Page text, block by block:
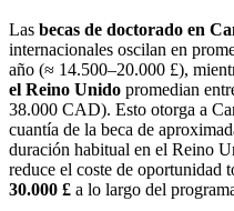
Las becas de doctorado en
internacionales oscilan en
año (≈ 14.500–20.000 £),
el Reino Unido promedian
38.000 CAD). Esto otorga a
cuantía de la beca de
duración habitual en el Reino
reduce el coste de oportunidad
30.000 £ a lo largo del